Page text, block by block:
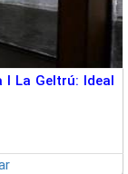
I La Geltrú: Ideal